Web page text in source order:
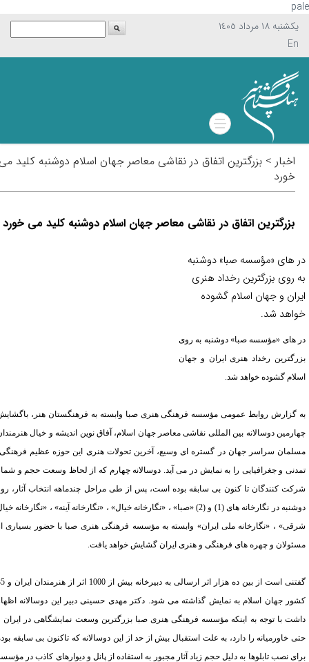
يکشنبه ١٨ مرداد ١٤٠٥
اخبار > بزرگترین اتفاق در نقاشی معاصر جهان اسلام دوشنبه کلید می
خورد
بزرگترین اتفاق در نقاشی معاصر جهان اسلام دوشنبه کلید می خورد
های «مؤسسه صبا» دوشنبه
روی بزرگترین رخداد هنری
و جهان اسلام گشوده
شد.
های «مؤسسه صبا» دوشنبه به روی
رخداد هنری ایران و جهان
گشوده خواهد شد.
گزارش روابط عمومی مؤسسه فرهنگی هنری صبا وابسته به فرهنگستان هنر، باگشایش
دوسالانه بین المللی نقاشی معاصر جهان اسلام، آفاق نوین اندیشه و خیال هنرمندان
سراسر جهان در گستره ای وسیع، آخرین تحولات هنری این حوزه عظیمفرهنگی،
و جغرافیایی را به نمایش در می آید. دوسالانه چهارم که از لحاظ وسعت حجم و شمار
کنندگان تا کنون بی سابقه بوده است، پس از طی مراحل چندماهه انتخاب آثار، روز
دوشنبه در نگارخانه های (1) و (2) «صبا» ، «نگارخانه خیال» ، «نگارخانه آینه» ، «نگارخانه خیال
، «نگارخانه ملی ایران» وابسته به مؤسسه فرهنگی هنری صبا با حضور بسیاری از
و چهره های فرهنگی و هنری ایران گشایش خواهد یافت.
گفتنی است از بین ده هزار اثر ارسالی به دبیرخانه بیش از 1000 اثر از هنرمندان ایران و 35
جهان اسلام به نمایش گذاشته می شود. دکتر مهدی حسینی دبیر این دوسالانه اظهار
با توجه به اینکه مؤسسه فرهنگی هنری صبا بزرگترین وسعت نمایشگاهی در ایران و
خاورمیانه را دارد، به علت استقبال بیش از حد از این دوسالانه که تاکنون بی سابقه بوده
نصب تابلوها به دلیل حجم زیاد آثار مجبور به استفاده از پانل و دیوارهای کاذب در مؤسسه